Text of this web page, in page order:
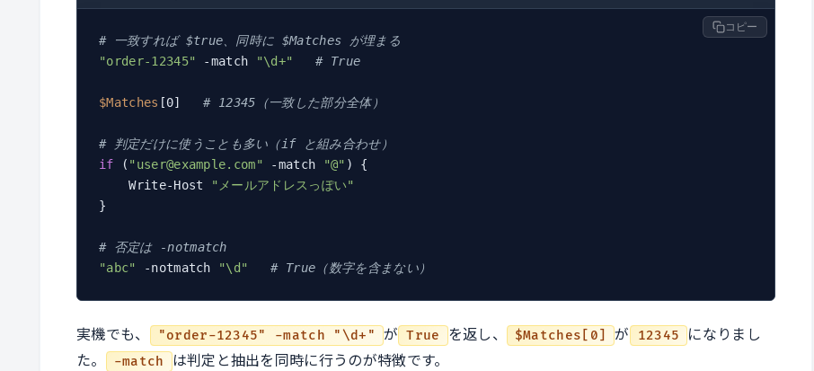
# 一致すれば $true、同時に $Matches が埋まる
"order-12345"
-match "\d+" # True
$Matches [0] # 12345（一致した部分全体）
# 判定だけに使うことも多い（if と組み合わせ）
if ( "user@example.com" -match "@" ) {
    Write-Host
"メールアドレスっぽい"
}
# 否定は -notmatch
"abc"
-notmatch "\d" # True（数字を含まない）
コピー
実機でも、 "order-12345" -match "\d+" が True を返し、 $Matches[0] が 12345
になりまし
た。
-match は判定と抽出を同時に行うのが特徴です。